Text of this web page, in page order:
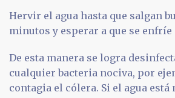
Hervir el agua hasta que salgan
minutos y esperar a que se
De esta manera se logra
cualquier bacteria nociva, por
contagia el cólera. Si el agua está